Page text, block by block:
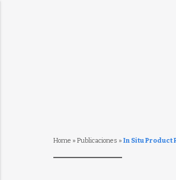
Home » Publicaciones » In Situ Product